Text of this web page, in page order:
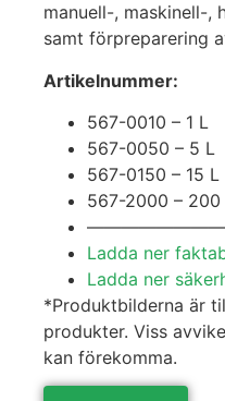
manuell-, maskinell-,
samt förpreparering
Artikelnummer:
567-0010 – 1 L
567-0050 – 5 L
567-0150 – 15 L
567-2000 – 200
Ladda ner
Ladda ner
*Produktbilderna är
produkter. Viss
kan förekomma.